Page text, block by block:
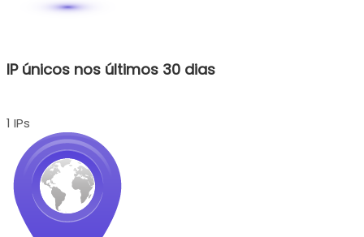
IP únicos nos últimos 30 dias
1 IPs